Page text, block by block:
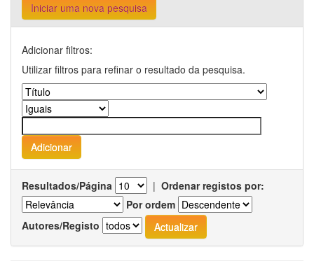
Iniciar uma nova pesquisa
Adicionar filtros:
Utilizar filtros para refinar o resultado da pesquisa.
Resultados/Página | Ordenar registos por:
Por ordem
Autores/Registo